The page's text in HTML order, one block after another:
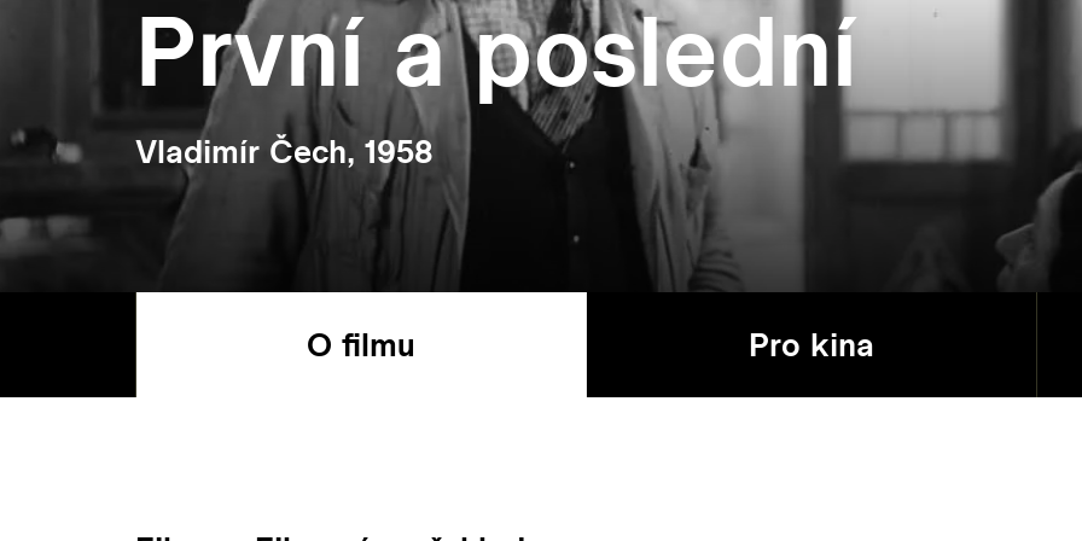
První a poslední
Vladimír Čech, 1958
O filmu Pro kina